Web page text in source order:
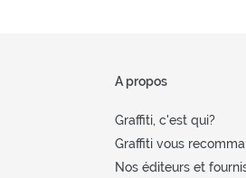
A propos
Graffiti, c'est qui?
Graffiti vous
Nos éditeurs et